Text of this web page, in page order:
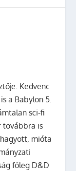
Kedvenc
a Babylon 5.
sci-fi
továbbra is
mióta
főleg D&D